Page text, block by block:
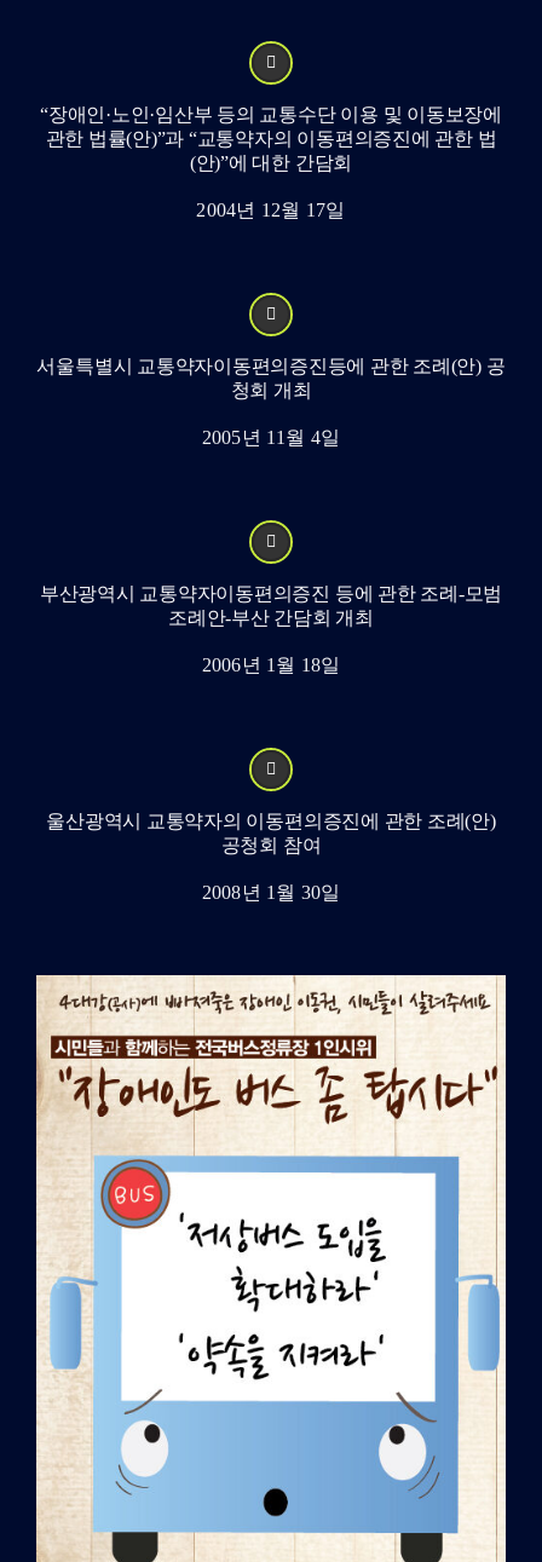
“장애인·노인·임산부 등의 교통수단 이용 및 이동보장에
관한 법률(안)”과 “교통약자의 이동편의증진에 관한 법
(안)”에 대한 간담회
2004년 12월 17일
서울특별시 교통약자이동편의증진등에 관한 조례(안) 공
청회 개최
2005년 11월 4일
부산광역시 교통약자이동편의증진 등에 관한 조례-모범
조례안-부산 간담회 개최
2006년 1월 18일
울산광역시 교통약자의 이동편의증진에 관한 조례(안)
공청회 참여
2008년 1월 30일